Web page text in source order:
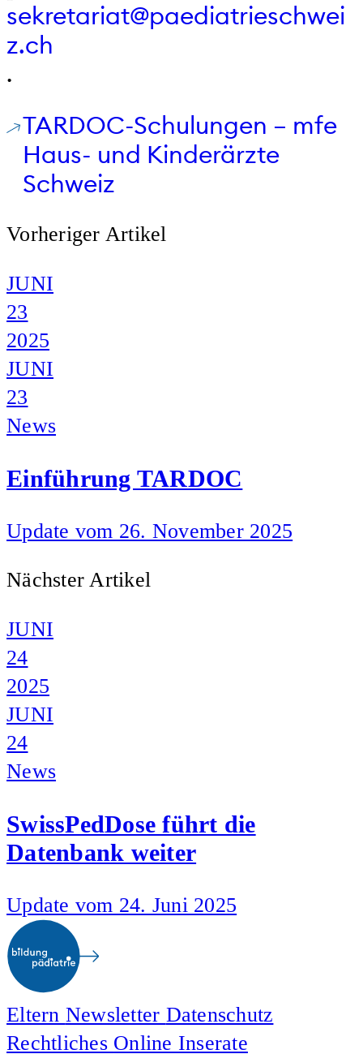
sekretariat@paediatrieschwei
z.ch
.
TARDOC-Schulungen – mfe
Haus- und Kinderärzte
Schweiz
Vorheriger Artikel
JUNI
23
2025
JUNI
23
News
Einführung TARDOC
Update vom 26. November 2025
Nächster Artikel
JUNI
24
2025
JUNI
24
News
SwissPedDose führt die
Datenbank weiter
Update vom 24. Juni 2025
Eltern Newsletter Datenschutz
Rechtliches Online Inserate